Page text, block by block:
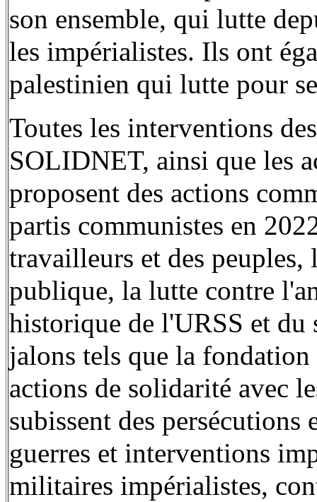
son ensemble, qui lutte
les impérialistes. Ils ont
palestinien qui lutte pour
Toutes les interventions
SOLIDNET, ainsi que les
proposent des actions
partis communistes en
travailleurs et des peuples,
publique, la lutte contre
historique de l'URSS et du
jalons tels que la
actions de solidarité avec
subissent des
guerres et interventions
militaires impérialistes,